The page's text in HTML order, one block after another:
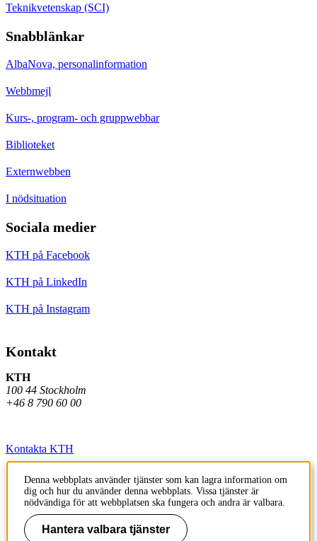
Teknikvetenskap (SCI)
Snabblänkar
AlbaNova, personalinformation
Webbmejl
Kurs-, program- och gruppwebbar
Biblioteket
Externwebben
I nödsituation
Sociala medier
KTH på Facebook
KTH på LinkedIn
KTH på Instagram
Kontakt
KTH
100 44 Stockholm
+46 8 790 60 00
Kontakta KTH
Jobba på KTH
Press och media
Faktura och betalning KTH
Denna webbplats använder tjänster som kan lagra information om
dig och hur du använder denna webbplats. Vissa tjänster är
nödvändiga för att webbplatsen ska fungera och andra är valbara.
Hantera valbara tjänster